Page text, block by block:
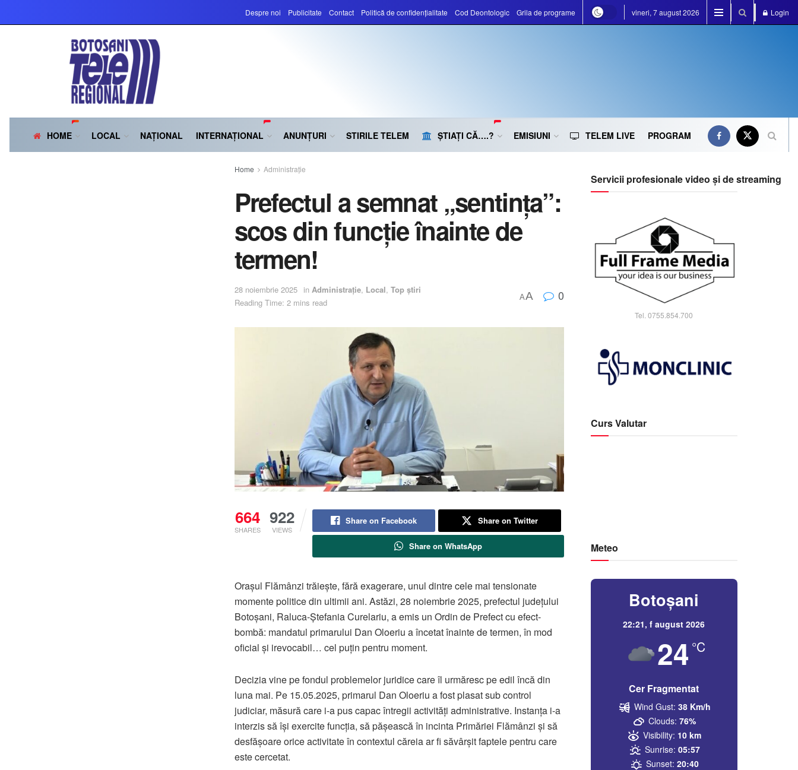
Despre noi Publicitate Contact Politică de confidențialitate Cod Deontologic Grila de programe vineri, 7 august 2026 Login
HOME LOCAL NAȚIONAL INTERNAȚIONAL ANUNȚURI STIRILE TELEM ȘTIAȚI CĂ….? EMISIUNI TELEM LIVE PROGRAM
Home Administrație
Prefectul a semnat „sentința”:
scos din funcție înainte de
termen!
28 noiembrie 2025 in Administrație, Local, Top știri
Reading Time: 2 mins read
AA 0
664
SHARES
922
VIEWS
Share on Facebook Share on Twitter
Share on WhatsApp
Orașul Flămânzi trăiește, fără exagerare, unul dintre cele mai tensionate
momente politice din ultimii ani. Astăzi, 28 noiembrie 2025, prefectul județului
Botoșani, Raluca-Ștefania Curelariu, a emis un Ordin de Prefect cu efect-
bombă: mandatul primarului Dan Oloeriu a încetat înainte de termen, în mod
oficial și irevocabil… cel puțin pentru moment.
Decizia vine pe fondul problemelor juridice care îl urmăresc pe edil încă din
luna mai. Pe 15.05.2025, primarul Dan Oloeriu a fost plasat sub control
judiciar, măsură care i-a pus capac întregii activități administrative. Instanța i-a
interzis să își exercite funcția, să pășească în incinta Primăriei Flămânzi și să
desfășoare orice activitate în contextul căreia ar fi săvârșit faptele pentru care
este cercetat.
Servicii profesionale video și de streaming
Tel. 0755.854.700
Curs Valutar
Meteo
Botoșani
22:21,f august 2026
24 °C
Cer Fragmentat
Wind Gust: 38 Km/h
Clouds: 76%
Visibility: 10 km
Sunrise: 05:57
Sunset: 20:40